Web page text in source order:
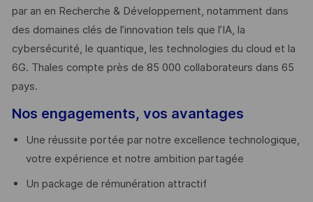
par an en Recherche & Développement, notamment dans
des domaines clés de l’innovation tels que l’IA, la
cybersécurité, le quantique, les technologies du cloud et la
6G. Thales compte près de 85 000 collaborateurs dans 65
pays. ​
Nos engagements, vos avantages
Une réussite portée par notre excellence technologique,
votre expérience et notre ambition partagée
Un package de rémunération attractif